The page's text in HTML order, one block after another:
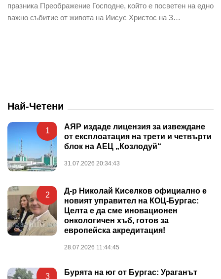
празника Преображение Господне, който е посветен на едно
важно събитие от живота на Иисус Христос на З…
Най-Четени
1
АЯР издаде лицензия за извеждане
от експлоатация на трети и четвърти
блок на АЕЦ „Козлодуй“
31.07.2026 20:34:43
2
Д-р Николай Киселков официално е
новият управител на КОЦ-Бургас:
Целта е да сме иновационен
онкологичен хъб, готов за
европейска акредитация!
28.07.2026 11:44:45
3
Бурята на юг от Бургас: Ураганът